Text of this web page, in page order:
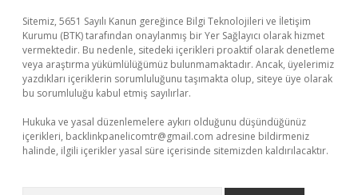
Sitemiz, 5651 Sayılı Kanun gereğince Bilgi Teknolojileri ve İletişim
Kurumu (BTK) tarafından onaylanmış bir Yer Sağlayıcı olarak hizmet
vermektedir. Bu nedenle, sitedeki içerikleri proaktif olarak denetleme
veya araştırma yükümlülüğümüz bulunmamaktadır. Ancak, üyelerimiz
yazdıkları içeriklerin sorumluluğunu taşımakta olup, siteye üye olarak
bu sorumluluğu kabul etmiş sayılırlar.
Hukuka ve yasal düzenlemelere aykırı olduğunu düşündüğünüz
içerikleri, backlinkpanelicomtr@gmail.com adresine bildirmeniz
halinde, ilgili içerikler yasal süre içerisinde sitemizden kaldırılacaktır.